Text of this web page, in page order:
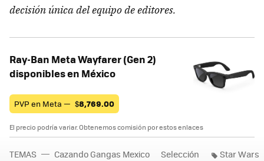
decisión única del equipo de editores.
Ray-Ban Meta Wayfarer (Gen 2)
disponibles en México
PVP en Meta — $8,769.00
El precio podría variar. Obtenemos comisión por estos enlaces
TEMAS Cazando Gangas Mexico Selección Star Wars